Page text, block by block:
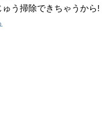
う掃除できちゃうから!